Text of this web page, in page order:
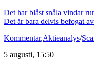
Det har blåst snåla vindar
Det är bara delvis befogat
Kommentar,Aktieanalys/
5 augusti, 15:50